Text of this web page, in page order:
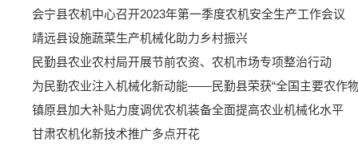
会宁县农机中心召开2023年第一季度农机安全生产工作会议
靖远县设施蔬菜生产机械化助力乡村振兴
民勤县农业农村局开展节前农资、农机市场专项整治行动
为民勤农业注入机械化新动能——民勤县荣获“全国主要农作
镇原县加大补贴力度调优农机装备全面提高农业机械化水平
甘肃农机化新技术推广多点开花